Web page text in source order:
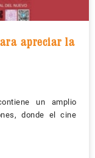
apreciar la
un amplio
donde el cine